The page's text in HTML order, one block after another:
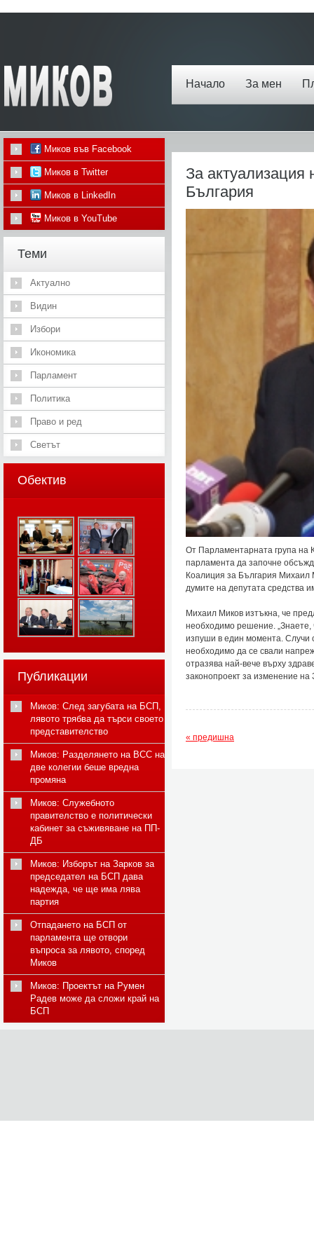
Начало За мен
За
България
От Парламентарната група на
парламента да започне
Коалиция за България
думите на депутата средства
Михаил Миков изтъкна, че
необходимо решение.
изпуши в един момента. Случи
необходимо да се свали
отразява най-вече върху
законопроект за изменение
« предишна
Миков във Facebook
Миков в Twitter
Миков в LinkedIn
Миков в YouTube
Теми
Актуално
Видин
Избори
Икономика
Парламент
Политика
Право и ред
Светът
Обектив
Публикации
Миков: След загубата на БСП,
лявото трябва да търси своето
представителство
Миков: Разделянето на ВСС на
две колегии беше вредна
промяна
Миков: Служебното
правителство е политически
кабинет за съживяване на ПП-
ДБ
Миков: Изборът на Зарков за
председател на БСП дава
надежда, че ще има лява
партия
Отпадането на БСП от
парламента ще отвори
въпроса за лявото, според
Миков
Миков: Проектът на Румен
Радев може да сложи край на
БСП